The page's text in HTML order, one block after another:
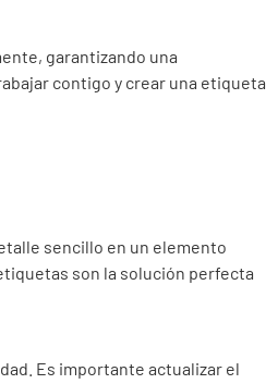
garantizando una
contigo y crear una etiqueta
sencillo en un elemento
son la solución perfecta
Es importante actualizar el